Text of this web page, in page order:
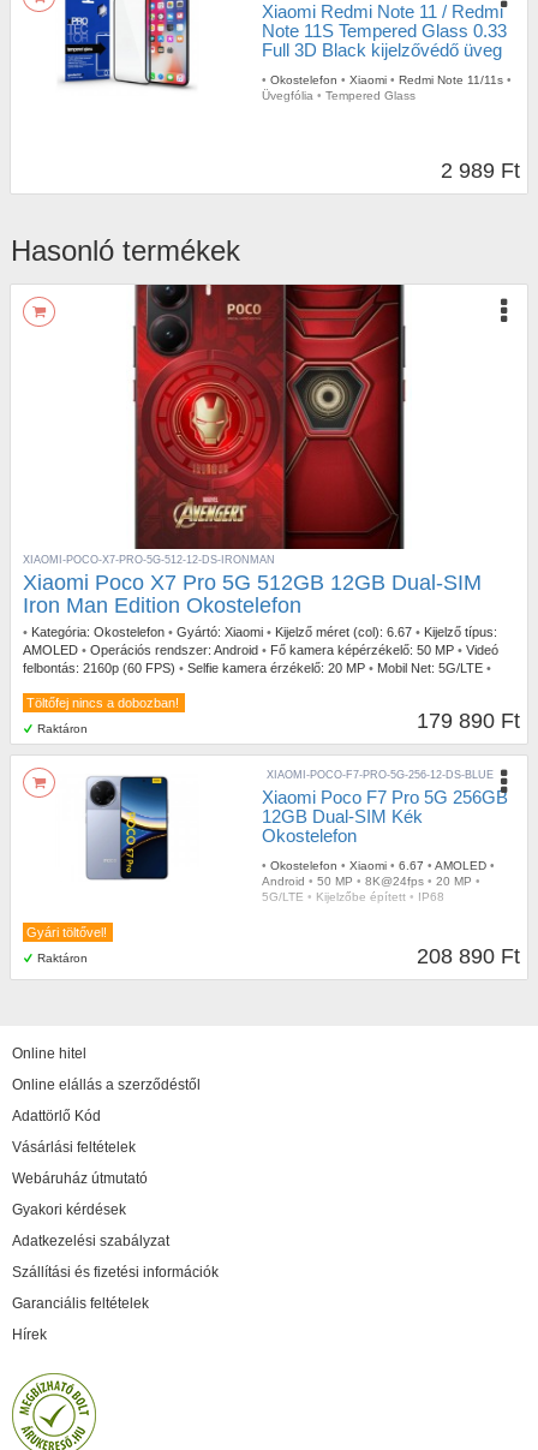
Xiaomi Redmi Note 11 / Redmi
Note 11S Tempered Glass 0.33
Full 3D Black kijelzővédő üveg
• Okostelefon • Xiaomi • Redmi Note 11/11s •
Üvegfólia • Tempered Glass
2 989 Ft
Hasonló termékek
Töltőfej nincs a dobozban!
Raktáron
XIAOMI-POCO-X7-PRO-5G-512-12-DS-IRONMAN
Xiaomi Poco X7 Pro 5G 512GB 12GB Dual-SIM
Iron Man Edition Okostelefon
• Kategória: Okostelefon • Gyártó: Xiaomi • Kijelző méret (col): 6.67 • Kijelző típus:
AMOLED • Operációs rendszer: Android • Fő kamera képérzékelő: 50 MP • Videó
felbontás: 2160p (60 FPS) • Selfie kamera érzékelő: 20 MP • Mobil Net: 5G/LTE •
179 890 Ft
Gyári töltővel!
Raktáron
XIAOMI-POCO-F7-PRO-5G-256-12-DS-BLUE
Xiaomi Poco F7 Pro 5G 256GB
12GB Dual-SIM Kék
Okostelefon
• Okostelefon • Xiaomi • 6.67 • AMOLED •
Android • 50 MP • 8K@24fps • 20 MP •
5G/LTE • Kijelzőbe épített • IP68
208 890 Ft
Online hitel
Online elállás a szerződéstől
Adattörlő Kód
Vásárlási feltételek
Webáruház útmutató
Gyakori kérdések
Adatkezelési szabályzat
Szállítási és fizetési információk
Garanciális feltételek
Hírek